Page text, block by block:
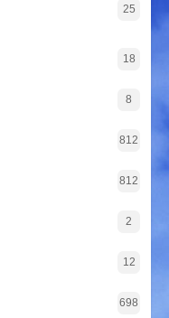
25
18
8
812
812
2
12
698